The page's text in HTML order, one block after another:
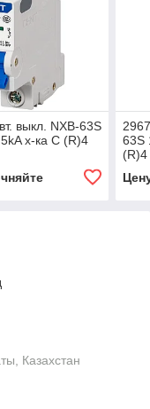
выкл. NXB-63S
х-ка C (R)4
63S
(R)4
Казахстан